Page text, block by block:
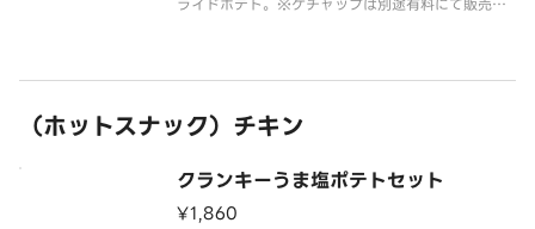
（ホットスナック）チキン
クランキーうま塩ポテトセット
¥1,860